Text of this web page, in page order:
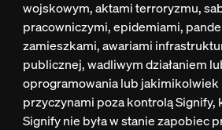
wojskowym, aktami terroryzmu,
pracowniczymi, epidemiami,
zamieszkami, awariami
publicznej, wadliwym działaniem
oprogramowania lub jakimikolwiek
przyczynami poza kontrolą Signify,
Signify nie była w stanie zapobiec